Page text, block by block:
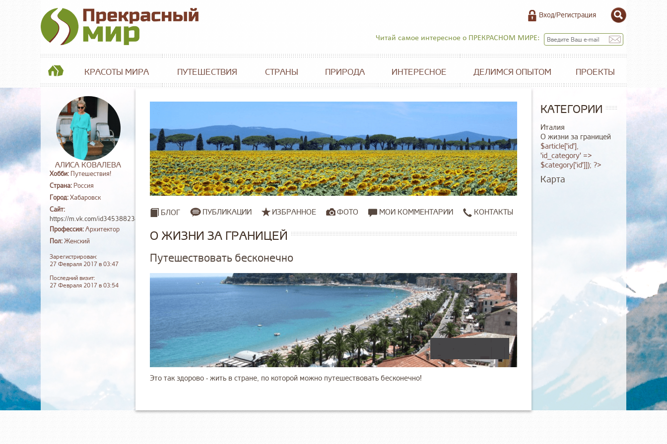
Вход/Регистрация
Читай самое интересное о ПРЕКРАСНОМ МИРЕ:
КРАСОТЫ МИРА ПУТЕШЕСТВИЯ СТРАНЫ ПРИРОДА ИНТЕРЕСНОЕ ДЕЛИМСЯ ОПЫТОМ ПРОЕКТЫ
АЛИСА КОВАЛЕВА
Хобби: Путешествия!
Страна: Россия
Город:Хабаровск
Сайт:
https://m.vk.com/id345388238
Профессия:Архитектор
Пол:Женский
Зарегистрирован:
27 Февраля 2017 в 03:47
Последний визит:
27 Февраля 2017 в 03:54
БЛОГ ПУБЛИКАЦИИ ИЗБРАННОЕ ФОТО МОИ КОММЕНТАРИИ КОНТАКТЫ
О ЖИЗНИ ЗА ГРАНИЦЕЙ
Путешествовать бесконечно
Это так здорово - жить в стране, по которой можно путешествовать бесконечно!
КАТЕГОРИИ
Италия
О жизни за границей
$article['id'],
'id_category' =>
$category['id']]); ?>
Карта